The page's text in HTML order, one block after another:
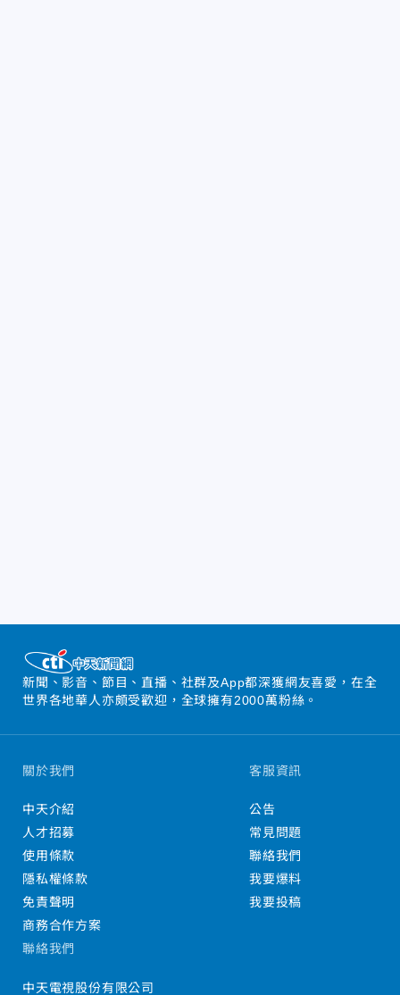
新聞、影音、節目、直播、社群及App都深獲網友喜愛，在全
世界各地華人亦頗受歡迎，全球擁有2000萬粉絲。
關於我們
中天介紹
人才招募
使用條款
隱私權條款
免責聲明
商務合作方案
客服資訊
公告
常見問題
聯絡我們
我要爆料
我要投稿
聯絡我們
中天電視股份有限公司